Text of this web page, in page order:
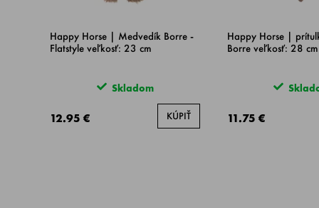
Happy Horse | Medvedík Borre -
Flatstyle veľkosť: 23 cm
Skladom
12.95 € KÚPIŤ
Happy Horse |
Borre veľkosť: 28 cm
11.75 €